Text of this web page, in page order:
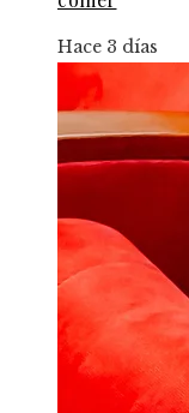
Hace 3 días